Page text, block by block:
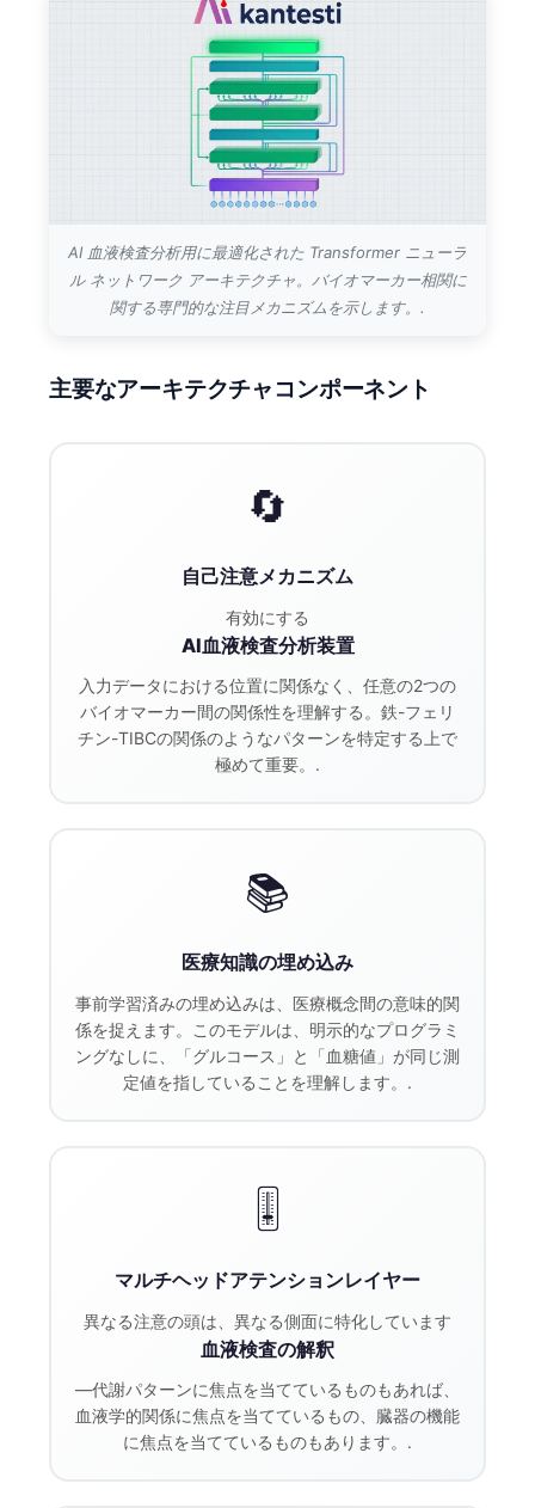
AI 血液検査分析用に最適化された Transformer ニューラ
ル ネットワーク アーキテクチャ。バイオマーカー相関に
関する専門的な注目メカニズムを示します。.
主要なアーキテクチャコンポーネント
🔄
自己注意メカニズム
有効にする
AI血液検査分析装置
入力データにおける位置に関係なく、任意の2つの
バイオマーカー間の関係性を理解する。鉄-フェリ
チン-TIBCの関係のようなパターンを特定する上で
極めて重要。.
📚
医療知識の埋め込み
事前学習済みの埋め込みは、医療概念間の意味的関
係を捉えます。このモデルは、明示的なプログラミ
ングなしに、「グルコース」と「血糖値」が同じ測
定値を指していることを理解します。.
🎚️
マルチヘッドアテンションレイヤー
異なる注意の頭は、異なる側面に特化しています
血液検査の解釈
—代謝パターンに焦点を当てているものもあれば、
血液学的関係に焦点を当てているもの、臓器の機能
に焦点を当てているものもあります。.
Монгол
ພາສາລາວ
Cebuano
ئۇيغۇرچە
Frysk
Ślōnskŏ gŏdka
Norsk bokmål